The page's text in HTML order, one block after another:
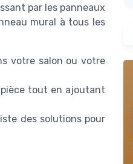
par les panneaux
mural à tous les
votre salon ou votre
pièce tout en ajoutant
des solutions pour